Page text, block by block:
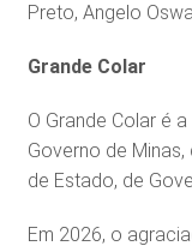
Preto, Angelo
Grande Colar
O Grande Colar é
Governo de
de Estado, de
Em 2026, o